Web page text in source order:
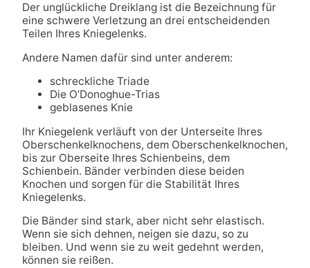
Der unglückliche Dreiklang ist die Bezeichnung für
eine schwere Verletzung an drei entscheidenden
Teilen Ihres Kniegelenks.
Andere Namen dafür sind unter anderem:
schreckliche Triade
Die O’Donoghue-Trias
geblasenes Knie
Ihr Kniegelenk verläuft von der Unterseite Ihres
Oberschenkelknochens, dem Oberschenkelknochen,
bis zur Oberseite Ihres Schienbeins, dem
Schienbein. Bänder verbinden diese beiden
Knochen und sorgen für die Stabilität Ihres
Kniegelenks.
Die Bänder sind stark, aber nicht sehr elastisch.
Wenn sie sich dehnen, neigen sie dazu, so zu
bleiben. Und wenn sie zu weit gedehnt werden,
können sie reißen.